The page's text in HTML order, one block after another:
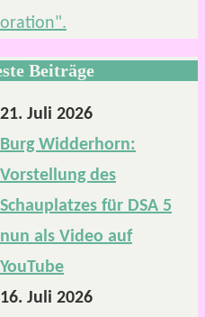
Beiträge
21. Juli 2026
Burg Widderhorn:
Vorstellung des
Schauplatzes für DSA 5
nun als Video auf
YouTube
16. Juli 2026